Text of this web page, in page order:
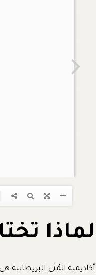
لماذا
أكاديمية المُنى